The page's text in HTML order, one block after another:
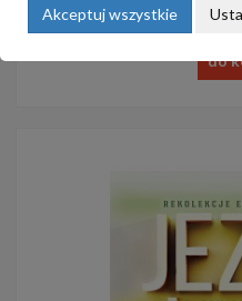
do
Akceptuj wszystkie